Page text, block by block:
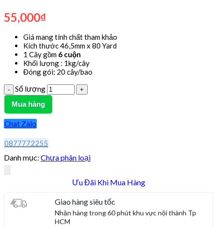
55,000₫
Giá mang tính chất tham khảo
Kích thước 46,5mm x 80 Yard
1 Cây gồm 6 cuộn
Khối lượng : 1kg/cây
Đóng gói: 20 cây/bao
Số lượng
Mua hàng
Chat Zalo
0877772255
Danh mục: Chưa phân loại
Ưu Đãi Khi Mua Hàng
Giao hàng siêu tốc
Nhận hàng trong 60 phút khu vực nội thành Tp
HCM